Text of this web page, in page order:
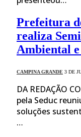
Prefeitura
realiza
Ambiental
CAMPINA GRANDE 3 DE
DA REDAÇÃO
pela Seduc
soluções
…